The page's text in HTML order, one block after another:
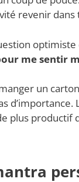
revenir dans
optimiste
me sentir
un
plus